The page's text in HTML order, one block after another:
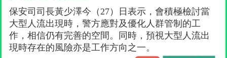
保安司司長黃少澤今（27）日表示，會積極檢討當
大型人流出現時，警方應對及優化人群管制的工
作，相信仍有完善的空間。同時，預視大型人流出
現時存在的風險亦是工作方向之一。